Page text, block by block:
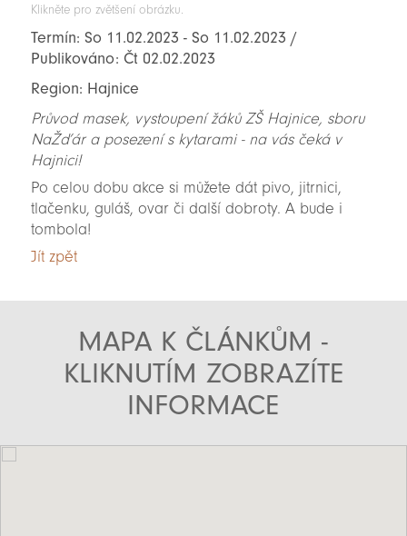
Klikněte pro zvětšení obrázku.
Termín: So 11.02.2023 - So 11.02.2023 /
Publikováno: Čt 02.02.2023
Region: Hajnice
Průvod masek, vystoupení žáků ZŠ Hajnice, sboru
NaŽďár a posezení s kytarami - na vás čeká v
Hajnici!
Po celou dobu akce si můžete dát pivo, jitrnici,
tlačenku, guláš, ovar či další dobroty. A bude i
tombola!
Jít zpět
MAPA K ČLÁNKŮM -
KLIKNUTÍM ZOBRAZÍTE
INFORMACE